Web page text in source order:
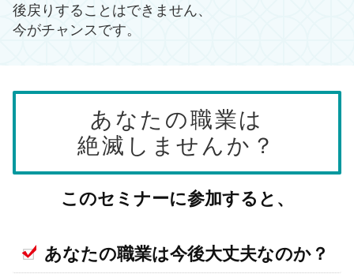
後戻りすることはできません、
今がチャンスです。
あなたの職業は
絶滅しませんか？
このセミナーに参加すると、
あなたの職業は今後大丈夫なのか？